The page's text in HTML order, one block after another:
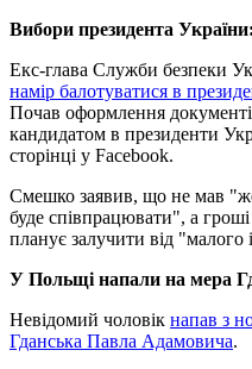
Вибори президента
Екс-глава Служби безпеки
намір балотуватися в
Почав оформлення
кандидатом в президенти
сторінці у Facebook.
Смешко заявив, що не мав
буде співпрацювати", а
планує залучити від "малого
У Польщі напали на мера
Невідомий чоловік напав з
Гданська Павла Адамовича.